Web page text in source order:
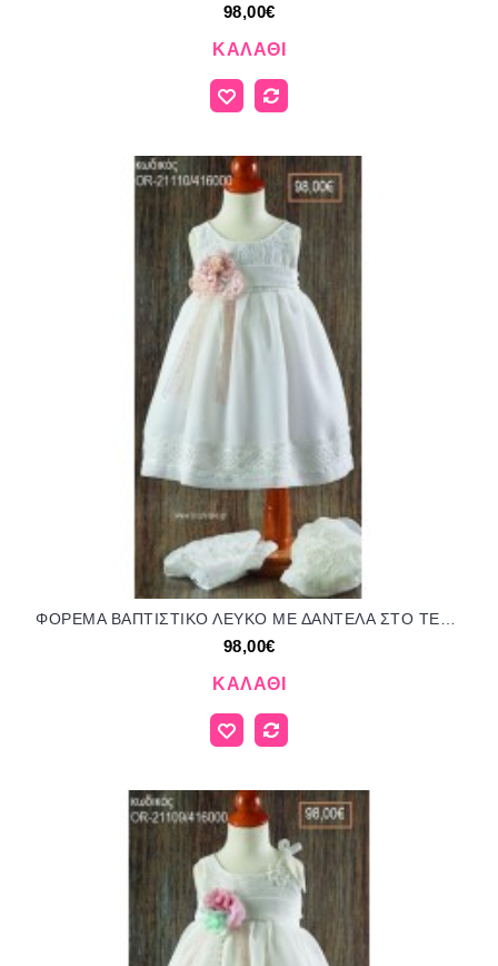
98,00€
ΚΑΛΆΘΙ
ΦΟΡΕΜΑ ΒΑΠΤΙΣΤΙΚΟ ΛΕΥΚΟ ΜΕ ΔΑΝΤΕΛΑ ΣΤΟ ΤΕΛΕΙΩΜΑ ΚΑΙ ΥΦΑΣΜΑΤΙΝΑ ΛΟΥΛΟΥΔΙΑ OR-21110/416000 98.00€!!!
98,00€
ΚΑΛΆΘΙ